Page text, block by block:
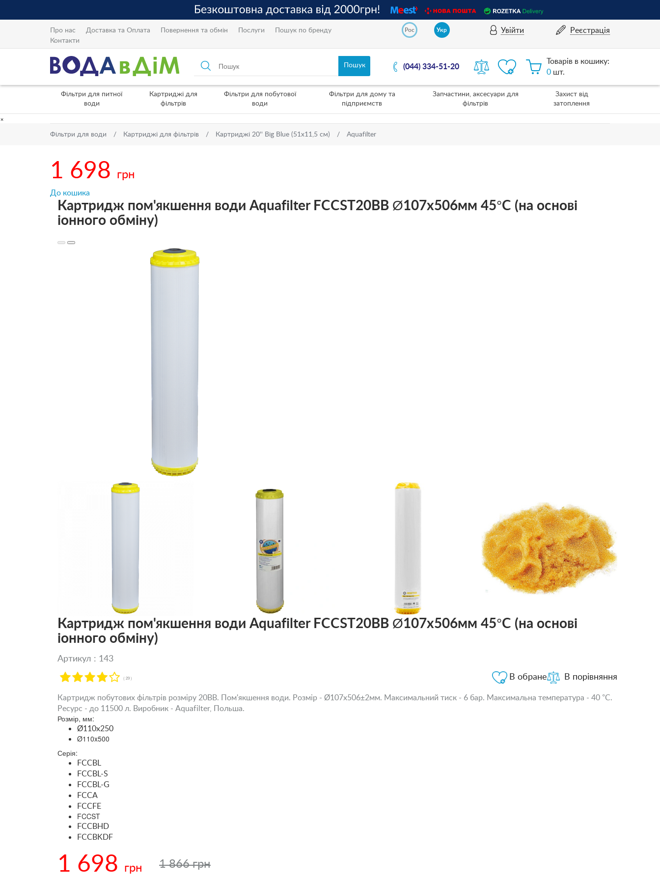
Про нас Доставка та Оплата Повернення та обмін Послуги
Пошук по бренду
Контакти
Рос Укр Увійти Реєстрація
(044) 334-51-20
Товарів в кошику:
0 шт.
Фільтри для питної
води
Картриджі для
фільтрів
Фільтри для побутової
води
Фільтри для дому та
підприємств
Запчастини, аксесуари для
фільтрів
Захист від
затоплення
×
Фільтри для води Картриджі для фільтрів Картриджі 20'' Вig Вlue (51х11,5 см) Aquafilter
1 698 грн
До кошика
Картридж пом'якшення води Aquafilter FCCST20BB Ø107x506мм 45°C (на основі
іонного обміну)
Картридж пом'якшення води Aquafilter FCCST20BB Ø107x506мм 45°C (на основі
іонного обміну)
Артикул : 143
( 29 ) В порівняння
В обране
Картридж побутових фільтрів розміру 20BB. Пом'якшення води. Розмір - Ø107x506±2мм. Максимальний тиск - 6 бар. Максимальна температура - 40 °С.
Ресурс - до 11500 л. Виробник - Aquafilter, Польша.
Розмір, мм:
Ø110x250
Ø110x500
Серія:
FCCBL
FCCBL-S
FCCBL-G
FCCA
FCCFE
FCCST
FCCBHD
FCCBKDF
1 698 грн 1 866 грн